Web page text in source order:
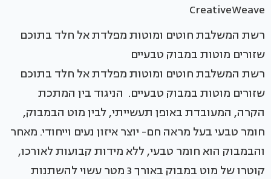
CreativeWeave
רשת המשלבת חוטים ומוטות מפלדת אל חלד בתוכם
שזורים מוטות במבוק טבעיים
רשת המשלבת חוטים ומוטות מפלדת אל חלד בתוכם
שזורים מוטות במבוק טבעיים. הניגוד בין המתכת
הקרה, המעובדת באופן תעשייתי, לבין מוט הבמבוק,
חומר טבעי בעל מראה חם- יוצר איזון נעים וייחודי. מאחר
והבמבוק הוא חומר טבעי, ללא מידות קבועות לאורכו,
קוטרו של מוט במבוק באורך 3 מטר עשוי להשתנות